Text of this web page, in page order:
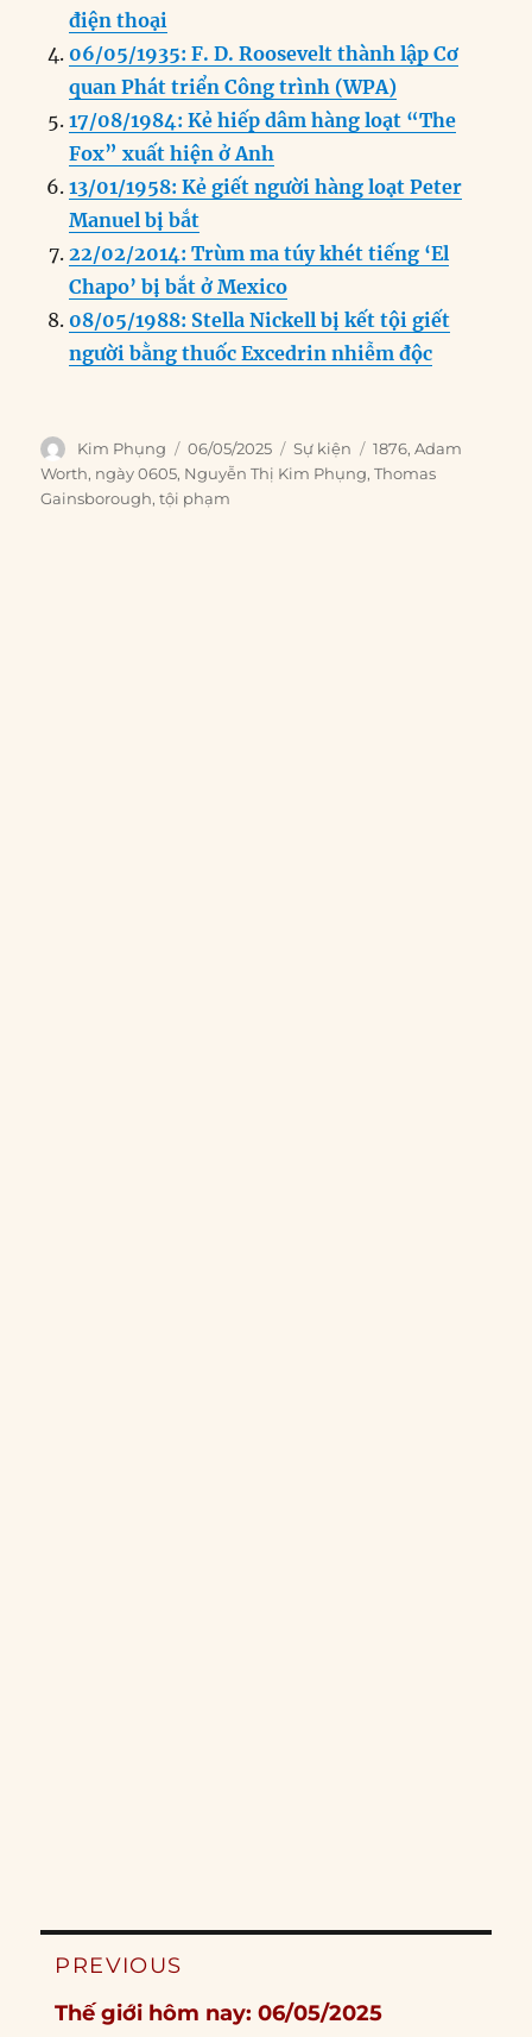
k
điện thoại
06/05/1935: F. D. Roosevelt thành lập Cơ
quan Phát triển Công trình (WPA)
17/08/1984: Kẻ hiếp dâm hàng loạt “The
Fox” xuất hiện ở Anh
13/01/1958: Kẻ giết người hàng loạt Peter
Manuel bị bắt
22/02/2014: Trùm ma túy khét tiếng ‘El
Chapo’ bị bắt ở Mexico
08/05/1988: Stella Nickell bị kết tội giết
người bằng thuốc Excedrin nhiễm độc
Author
Kim Phụng
Posted
on
06/05/2025 Categories
Sự kiện Tags
1876,Adam
Worth, ngày 0605, Nguyễn Thị Kim Phụng,Thomas
Gainsborough,tội phạm
Post
PREVIOUS
Previous
Thế giới hôm nay: 06/05/2025